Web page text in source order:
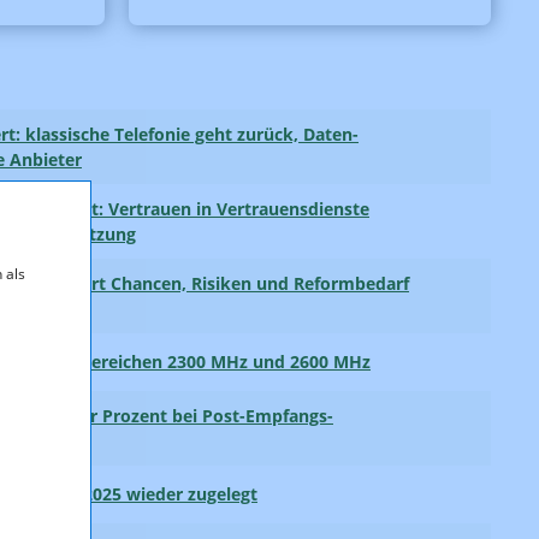
als
klassische Telefonie geht zurück, Daten­
Anbieter
Wallet: Vertrauen in Vertrauensdienste
Umsetzung
analysiert Chancen, Risiken und Reformbedarf
den Bereichen 2300 MHz und 2600 MHz
plus vier Prozent bei Post-Empfangs­
haben 2025 wieder zugelegt